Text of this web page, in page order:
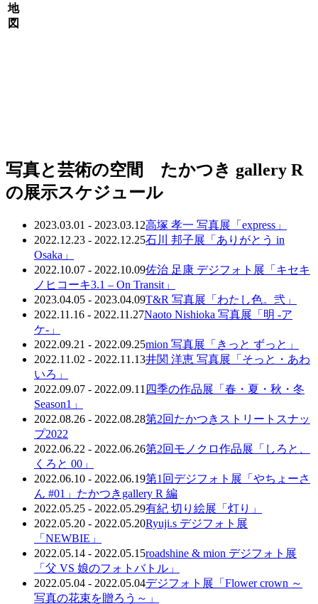
地
図
写真と芸術の空間 たかつき gallery R
の展示スケジュール
2023.03.01 - 2023.03.12高塚 孝一 写真展「express」
2022.12.23 - 2022.12.25石川 邦子展「ありがとう in
Osaka」
2022.10.07 - 2022.10.09佐治 足康 デジフォト展「キセキ
ノヒコーキ3.1 – On Transit」
2023.04.05 - 2023.04.09T&R 写真展「わたし色。弐」
2022.11.16 - 2022.11.27Naoto Nishioka 写真展「明 -ア
ケ-」
2022.09.21 - 2022.09.25mion 写真展「きっと ずっと」
2022.11.02 - 2022.11.13井関 洋恵 写真展「そっと・あわ
いろ」
2022.09.07 - 2022.09.11 四季の作品展「春・夏・秋・冬
Season1」
2022.08.26 - 2022.08.28第2回たかつきストリートスナッ
プ2022
2022.06.22 - 2022.06.26第2回モノクロ作品展「しろと、
くろと 00」
2022.06.10 - 2022.06.19第1回デジフォト展「やちょーさ
ん #01」たかつきgallery R 編
2022.05.25 - 2022.05.29有紀 切り絵展「灯り」
2022.05.20 - 2022.05.20Ryuji.s デジフォト展
「NEWBIE」
2022.05.14 - 2022.05.15roadshine & mion デジフォト展
「父 VS 娘のフォトバトル」
2022.05.04 - 2022.05.04デジフォト展「Flower crown ～
写真の花束を贈ろう～」